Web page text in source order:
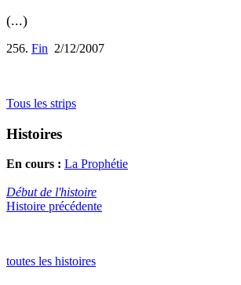
(...)
256. Fin 2/12/2007
Tous les strips
Histoires
En cours : La Prophétie
Début de l'histoire
Histoire précédente
toutes les histoires